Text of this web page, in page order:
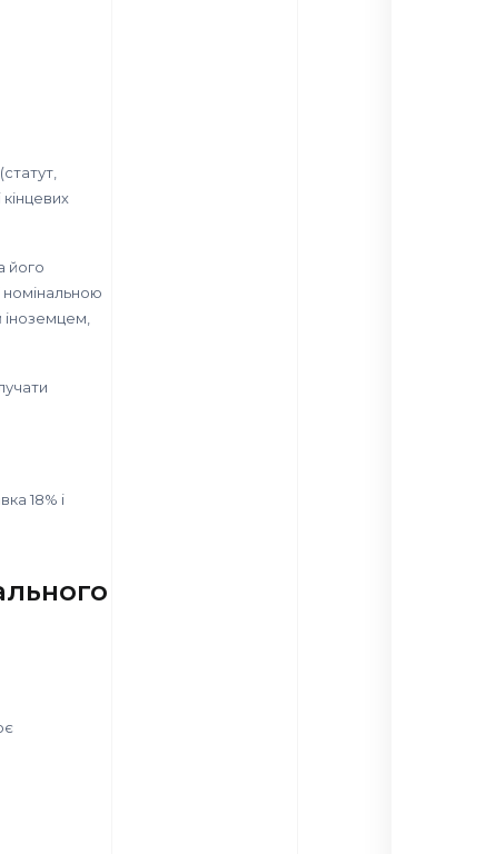
його
номінальною
іноземцем,
18% і